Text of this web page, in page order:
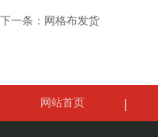
下一条： 网格布发货
网站首页